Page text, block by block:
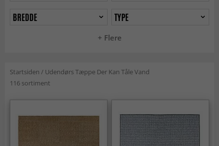
+ Flere
BREDDE
TYPE
Startsiden / Udendørs Tæppe Der Kan Tåle Vand
116 sortiment